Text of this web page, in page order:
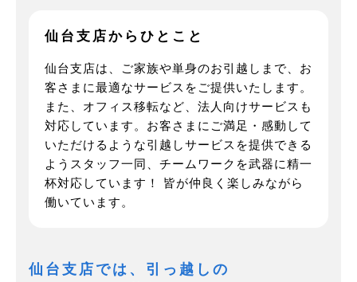
仙台支店からひとこと
仙台支店は、ご家族や単身のお引越しまで、お
客さまに最適なサービスをご提供いたします。
また、オフィス移転など、法人向けサービスも
対応しています。お客さまにご満足・感動して
いただけるような引越しサービスを提供できる
ようスタッフ一同、チームワークを武器に精一
杯対応しています！ 皆が仲良く楽しみながら
働いています。
仙台支店では、引っ越しの